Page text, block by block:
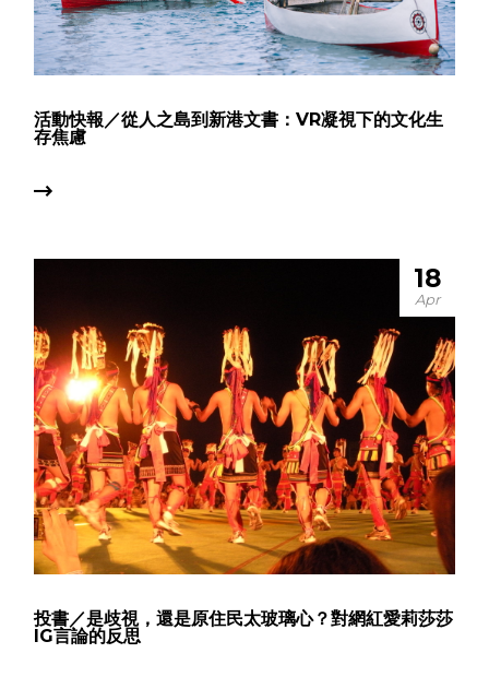
活動快報／從人之島到新港文書：VR凝視下的文化生
存焦慮
18
Apr
投書／是歧視，還是原住民太玻璃心？對網紅愛莉莎莎
IG言論的反思